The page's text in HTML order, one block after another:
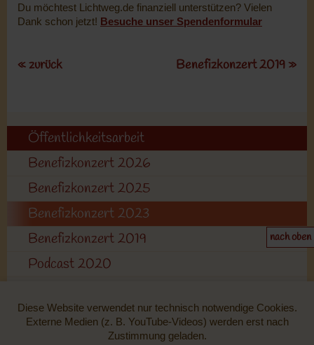
Du möchtest Lichtweg.de finanziell unterstützen? Vielen
Dank schon jetzt! Besuche unser Spendenformular
« zurück Benefizkonzert 2019 »
Öffentlichkeitsarbeit
Benefizkonzert 2026
Benefizkonzert 2025
Benefizkonzert 2023
Benefizkonzert 2019
Podcast 2020
Fernsehen 2019
nach oben
Diese Website verwendet nur technisch notwendige Cookies.
Externe Medien (z. B. YouTube-Videos) werden erst nach
Zustimmung geladen.